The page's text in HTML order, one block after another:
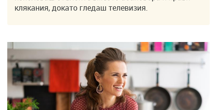
клякания, докато гледаш телевизия.